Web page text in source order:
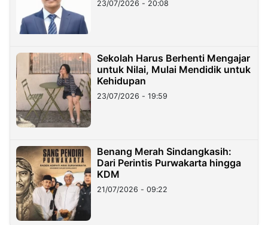
23/07/2026 - 20:08
Sekolah Harus Berhenti Mengajar
untuk Nilai, Mulai Mendidik untuk
Kehidupan
23/07/2026 - 19:59
Benang Merah Sindangkasih:
Dari Perintis Purwakarta hingga
KDM
21/07/2026 - 09:22